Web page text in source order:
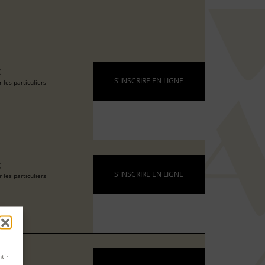
les particuliers S'INSCRIRE EN LIGNE
les particuliers S'INSCRIRE EN LIGNE